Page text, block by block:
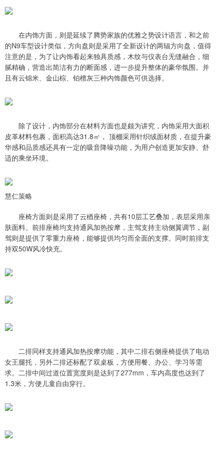
在内饰方面，则是延续了腾势家族的优雅之势设计语言，和之前
的N9车型设计类似，方向盘则是采用了全新设计的两辐方向盘，值得
注意的是，为了让内饰看起来独具质感，木纹与仪表台无缝融合，细
腻精确，营造出简洁有力的断面感，进一步提升整体的豪华氛围。并
且有云锦米、金山棕、铂檀灰三种内饰颜色可供选择。
除了设计，内饰部分在材料方面也是颇为讲究，内饰采用大面积
皮革材料包裹，面积高达31.8㎡， 顶棚采用针织绒面材质，在提升豪
华感和品质感还具有一定的吸音降噪功能，为用户创造更加安静、舒
适的乘坐环境。
慧仁策略
座椅方面则是采用了云梄座椅，共有10层工艺叠加，表层采用亲
肤面料。前排座椅均支持通风加热按摩，主驾支持主动侧翼调节，副
驾则是提供了零重力座椅，能够提供均匀而全面的支撑。同时前排支
持双50W风冷快充。
二排同样支持通风加热按摩功能，其中二排右侧座椅提供了电动
女王腿托，另外二排还标配了双桌板，方便用餐、办公、学习等需
求。二排中间过道位置宽度则是达到了277mm，车内高度也达到了
1.3米，方便儿童自由穿行。